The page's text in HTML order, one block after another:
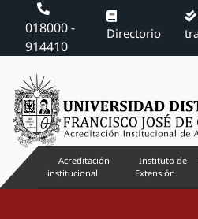
018000 -
914410
Directorio
Acreditación
institucional
Instituto de
Extensión